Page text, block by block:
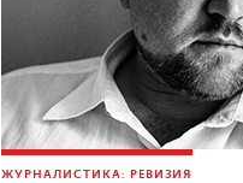
ЖУРНАЛИСТИКА: РЕВИЗИЯ